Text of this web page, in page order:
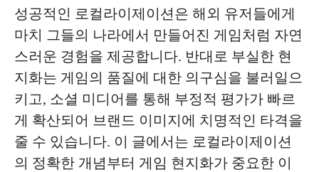
성공적인 로컬라이제이션은 해외 유저들에게
마치 그들의 나라에서 만들어진 게임처럼 자연
스러운 경험을 제공합니다. 반대로 부실한 현
지화는 게임의 품질에 대한 의구심을 불러일으
키고, 소셜 미디어를 통해 부정적 평가가 빠르
게 확산되어 브랜드 이미지에 치명적인 타격을
줄 수 있습니다. 이 글에서는 로컬라이제이션
의 정확한 개념부터 게임 현지화가 중요한 이